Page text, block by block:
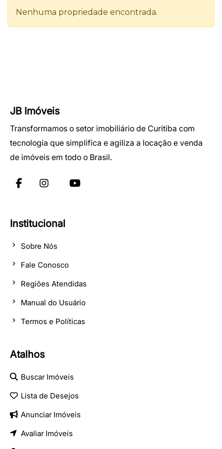
JB Imóveis
Transformamos o setor imobiliário de Curitiba com
tecnologia que simplifica e agiliza a locação e venda
de imóveis em todo o Brasil.
Institucional
Sobre Nós
Fale Conosco
Regiões Atendidas
Manual do Usuário
Termos e Políticas
Atalhos
Buscar Imóveis
Lista de Desejos
Anunciar Imóveis
Avaliar Imóveis